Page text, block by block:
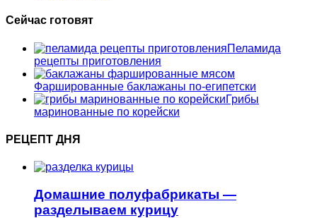
Сейчас готовят
Пеламида
рецепты приготовления
Фаршированные баклажаны по-египетски
Грибы
маринованные по корейски
РЕЦЕПТ ДНЯ
Домашние полуфабрикаты —
разделываем курицу